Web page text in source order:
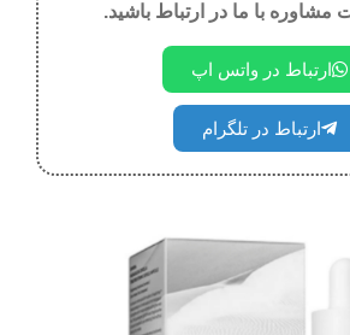
مشاوره با ما در ارتباط باشید.
ارتباط در واتس اپ
ارتباط در تلگرام